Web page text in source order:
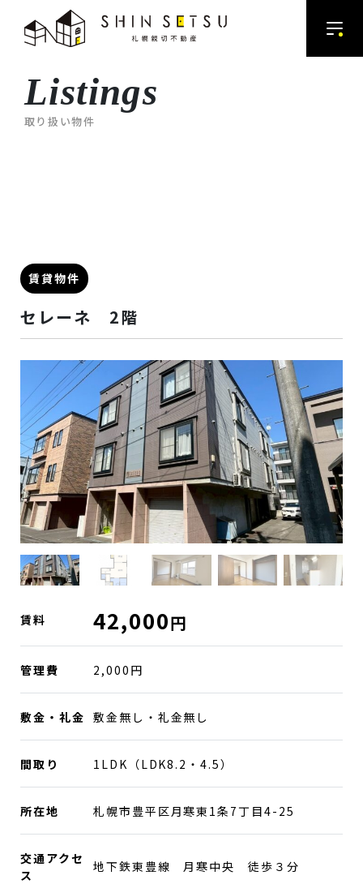
Listings
取り扱い物件
賃貸物件
セレーネ 2階
賃料 42,000円
管理費 2,000円
敷金・礼金 敷金無し・礼金無し
間取り 1LDK（LDK8.2・4.5）
所在地 札幌市豊平区月寒東1条7丁目4-25
交通アクセ
ス
地下鉄東豊線 月寒中央 徒歩３分